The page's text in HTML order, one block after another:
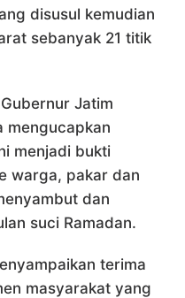
disusul kemudian
sebanyak 21 titik
Jatim
mengucapkan
menjadi bukti
warga, pakar dan
dan
suci Ramadan.
terima
masyarakat yang